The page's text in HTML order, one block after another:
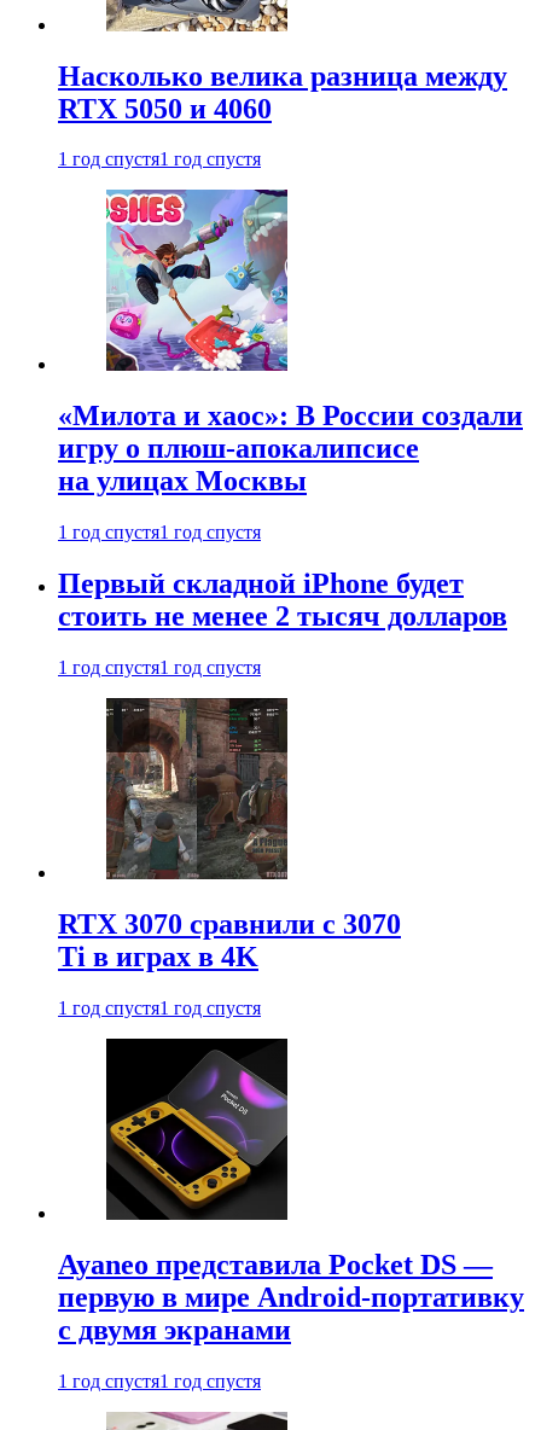
Насколько велика разница между
RTX 5050 и 4060
1 год спустя1 год спустя
«Милота и хаос»: В России создали
игру о плюш-апокалипсисе
на улицах Москвы
1 год спустя1 год спустя
Первый складной iPhone будет
стоить не менее 2 тысяч долларов
1 год спустя1 год спустя
RTX 3070 сравнили с 3070
Ti в играх в 4K
1 год спустя1 год спустя
Ayaneo представила Pocket DS —
первую в мире Android-портативку
с двумя экранами
1 год спустя1 год спустя